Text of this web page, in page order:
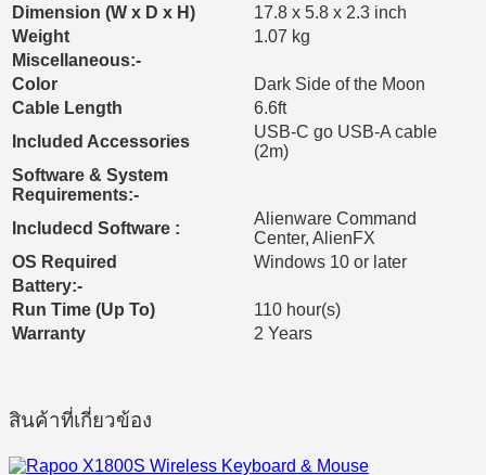
Dimension (W x D x H)
17.8 x 5.8 x 2.3 inch
Weight
1.07 kg
Miscellaneous:-
Color
Dark Side of the Moon
Cable Length
6.6ft
Included Accessories
USB-C go USB-A cable
(2m)
Software & System
Requirements:-
Includecd Software :
Alienware Command
Center, AlienFX
OS Required
Windows 10 or later
Battery:-
Run Time (Up To)
110 hour(s)
Warranty
2 Years
สินค้าที่เกี่ยวข้อง